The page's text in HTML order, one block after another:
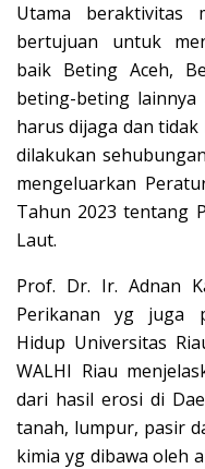
Utama beraktivitas
bertujuan untuk
baik Beting Aceh,
beting-beting
harus dijaga dan
dilakukan
mengeluarkan
Tahun 2023 tentang
Laut.
Prof. Dr. Ir. Adnan
Perikanan yg juga
Hidup Universitas
WALHI Riau
dari hasil erosi di
tanah, lumpur, pasir
kimia yg dibawa oleh